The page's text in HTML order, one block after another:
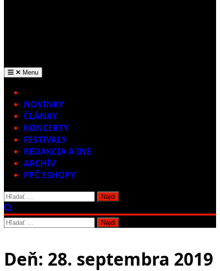
Menu
NOVINKY
ČLÁNKY
KONCERTY
FESTIVALY
REDAKCIA A INÉ
ARCHÍV
PPČ ESHOPY
Hľadať:
Hľadať:
Deň: 28. septembra 2019